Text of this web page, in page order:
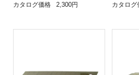
カタログ価格
2,300円
カタログ